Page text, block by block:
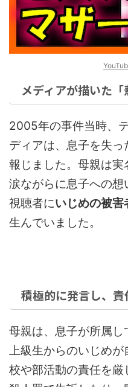
メディアが描いた「
2005年の事件当時、
ディアは、息子を失っ
報じました。母親は実
涙ながらに息子への
視聴者にいじめの被害
生んでいました。
積極的に発言し、
母親は、息子が所属
上級生からのいじめ
校や部活動の責任を